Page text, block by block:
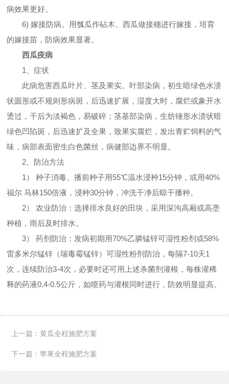
病效果更好。
6) 嫁接防病。用瓠瓜作砧木、西瓜做接穗进行嫁接，培育
的嫁接苗，防病效果显著。
西瓜疫病
1、症状
此病危害西瓜叶片、茎及果实。叶部染病，初生暗绿色水渍
状圆形或不规则形病斑，后迅速扩展，湿度大时，腐烂或象开水
烫过，干后为淡褐色，易破碎；茎基部染病，生纺锤形水渍状暗
绿色凹陷斑，后迅速扩及全果，致果实腐烂，发出青贮饲料的气
味，病部表面密生白色菌丝，病健部边界不明显。
2、防治方法
1） 种子消毒。播前种子用55℃温水浸种15分钟，或用40%
福尔 马林150倍液，浸种30分钟，冲洗干净后晾干播种。
2） 农业防治：选择排水良好的田块，采用深沟高厢或高垄
种植，雨后及时排水。
3） 药剂防治：发病初期用70%乙膦锰锌可湿性粉剂或58%
雷多米尔锰锌（瑞毒霉锰锌）可湿性粉剂防治，每隔7-10天1
次，连续防治3-4次，必要时还可用上述杀菌剂灌根，每株灌稀
释的药液0.4-0.5公斤，如喷药与灌根同时进行，防效明显提高。
上一篇：黄瓜全程施肥方案
下一篇：苹果全程施肥方案